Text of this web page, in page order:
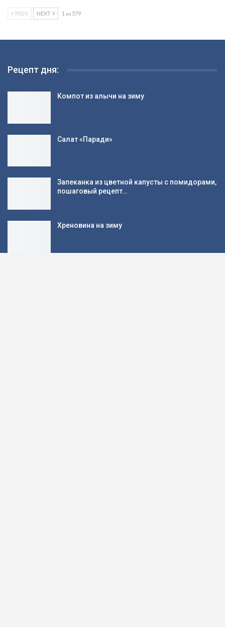
PREV NEXT 1 из 579
Рецепт дня:
Компот из алычи на зиму
Салат «Паради»
Запеканка из цветной капусты с помидорами,
пошаговый рецепт…
Хреновина на зиму